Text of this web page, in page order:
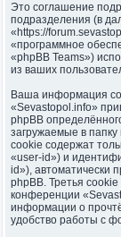
Это соглашение
подразделения (в
«https://
«программное
«phpBB Teams»)
из ваших
Ваша информация
«Sevastopol.info»
phpBB
загружаемые в
cookie содержат
«user-id») и
id»), автоматически
phpBB. Третья
конференции
информации о
удобство работы с